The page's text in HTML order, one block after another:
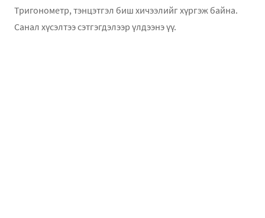
Тригонометр, тэнцэтгэл биш хичээлийг хүргэж байна.
Санал хүсэлтээ сэтгэгдэлээр үлдээнэ үү.